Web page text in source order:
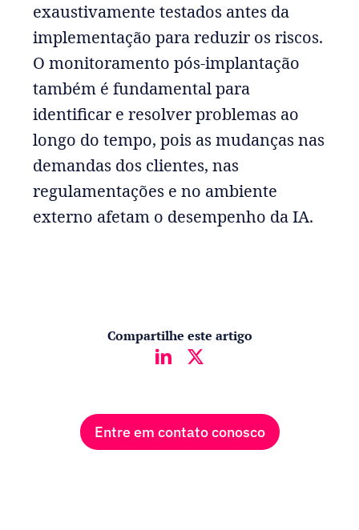
exaustivamente testados antes da
implementação para reduzir os riscos.
O monitoramento pós-implantação
também é fundamental para
identificar e resolver problemas ao
longo do tempo, pois as mudanças nas
demandas dos clientes, nas
regulamentações e no ambiente
externo afetam o desempenho da IA.
Compartilhe este artigo
Entre em contato conosco